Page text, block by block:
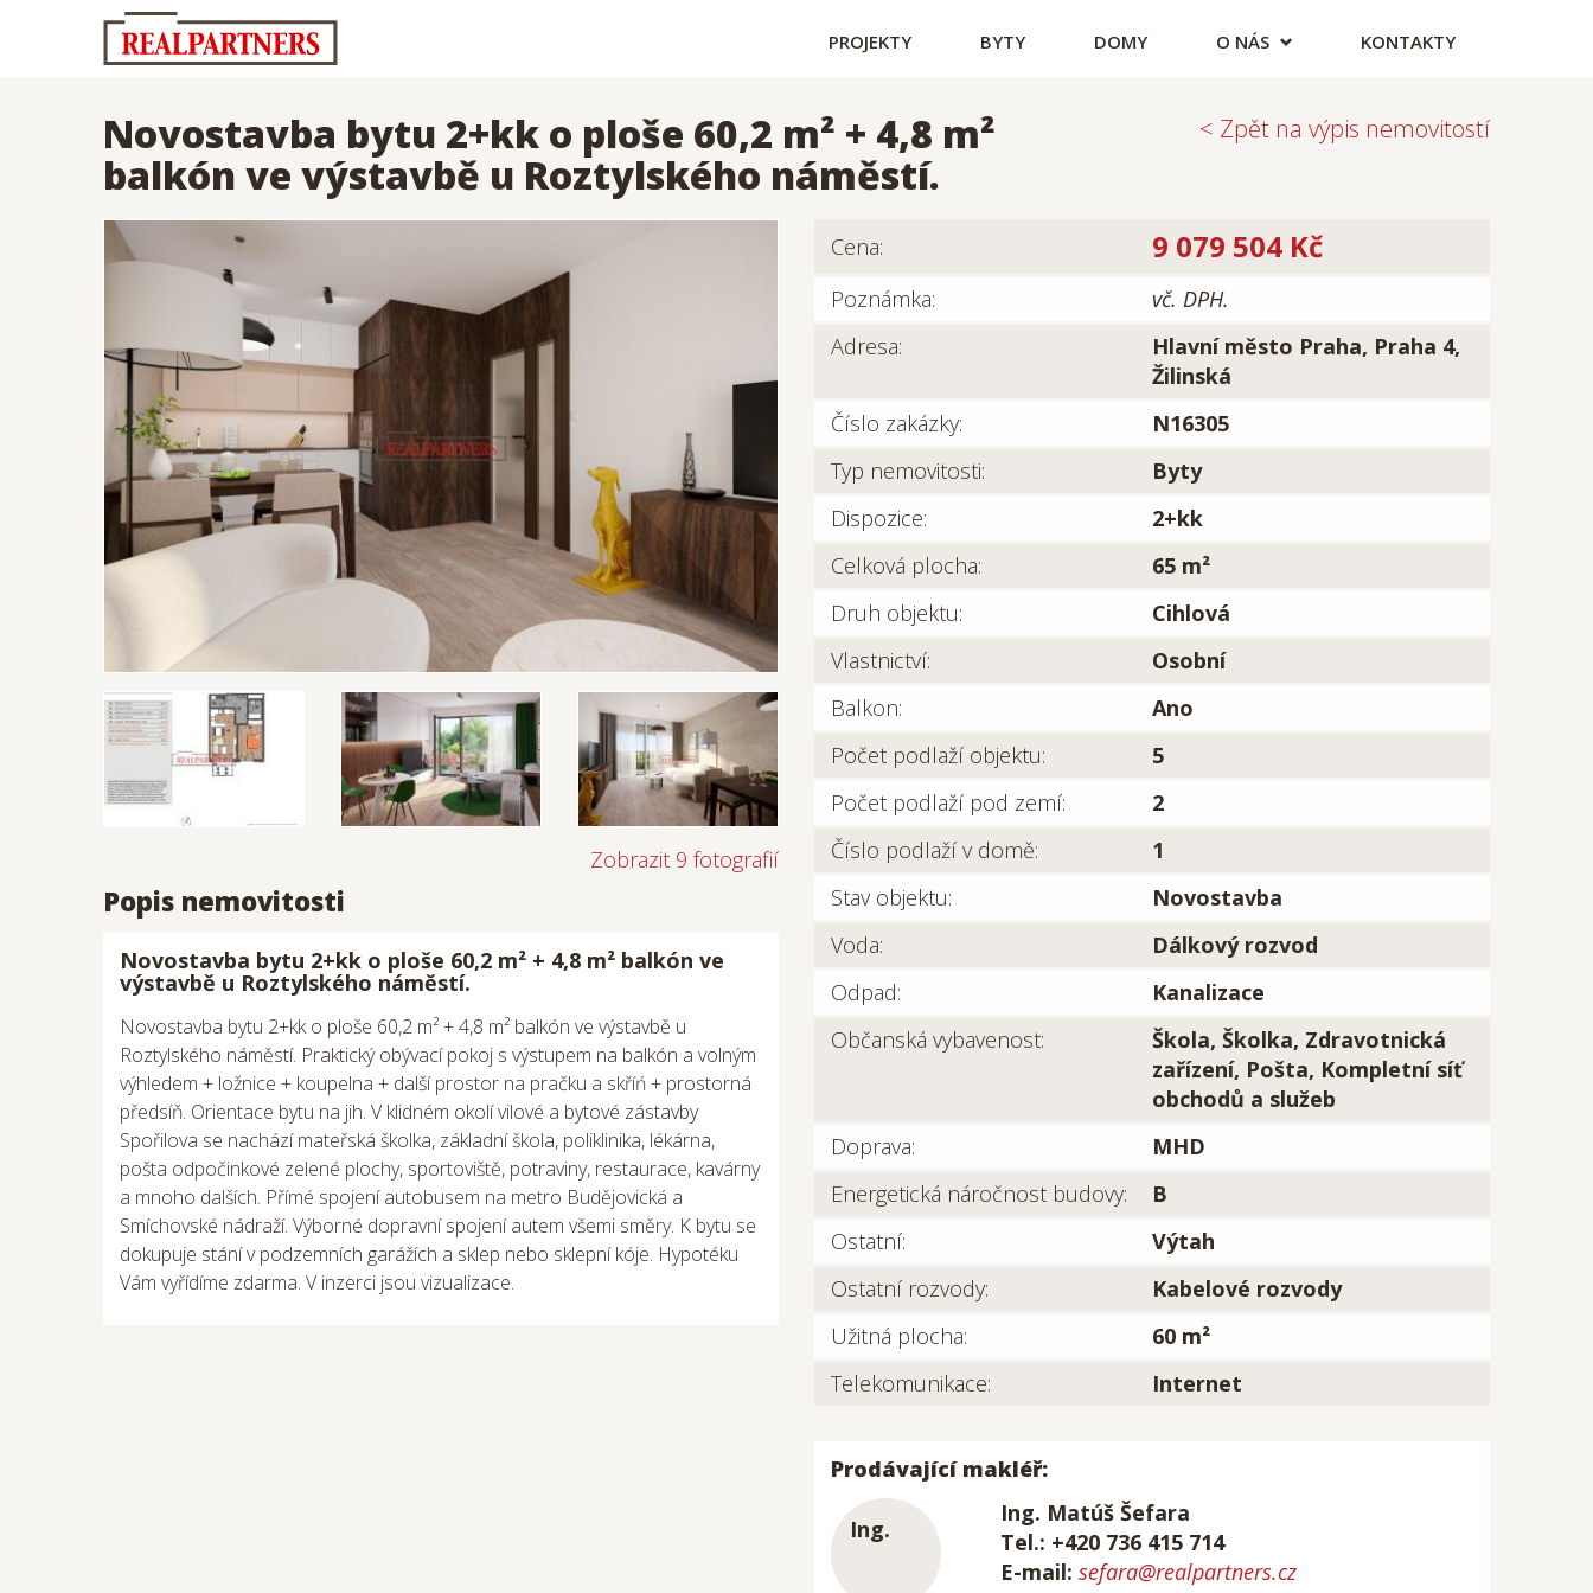
PROJEKTY BYTY DOMY O NÁS KONTAKTY
Novostavba bytu 2+kk o ploše 60,2 m² + 4,8 m²
balkón ve výstavbě u Roztylského náměstí.
< Zpět na výpis nemovitostí
Zobrazit 9 fotografií
Popis nemovitosti
Novostavba bytu 2+kk o ploše 60,2 m² + 4,8 m² balkón ve
výstavbě u Roztylského náměstí.
Novostavba bytu 2+kk o ploše 60,2 m² + 4,8 m² balkón ve výstavbě u
Roztylského náměstí. Praktický obývací pokoj s výstupem na balkón a volným
výhledem + ložnice + koupelna + další prostor na pračku a skříń + prostorná
předsíň. Orientace bytu na jih. V klidném okolí vilové a bytové zástavby
Spořilova se nachází mateřská školka, základní škola, poliklinika, lékárna,
pošta odpočinkové zelené plochy, sportoviště, potraviny, restaurace, kavárny
a mnoho dalších. Přímé spojení autobusem na metro Budějovická a
Smíchovské nádraží. Výborné dopravní spojení autem všemi směry. K bytu se
dokupuje stání v podzemních garážích a sklep nebo sklepní kóje. Hypotéku
Vám vyřídíme zdarma. V inzerci jsou vizualizace.
Cena: 9 079 504 Kč
Poznámka:
vč. DPH.
Adresa:
Hlavní město Praha, Praha 4,
Žilinská
Číslo zakázky:
N16305
Typ nemovitosti:
Byty
Dispozice:
2+kk
Celková plocha:
65 m²
Druh objektu:
Cihlová
Vlastnictví:
Osobní
Balkon:
Ano
Počet podlaží objektu:
5
Počet podlaží pod zemí:
2
Číslo podlaží v domě:
1
Stav objektu:
Novostavba
Voda:
Dálkový rozvod
Odpad:
Kanalizace
Občanská vybavenost:
Škola, Školka, Zdravotnická
zařízení, Pošta, Kompletní síť
obchodů a služeb
Doprava:
MHD
Energetická náročnost budovy:
B
Ostatní:
Výtah
Ostatní rozvody:
Kabelové rozvody
Užitná plocha:
60 m²
Telekomunikace:
Internet
Prodávající makléř:
Ing. Matúš Šefara
Tel.: +420 736 415 714
E-mail: sefara@realpartners.cz